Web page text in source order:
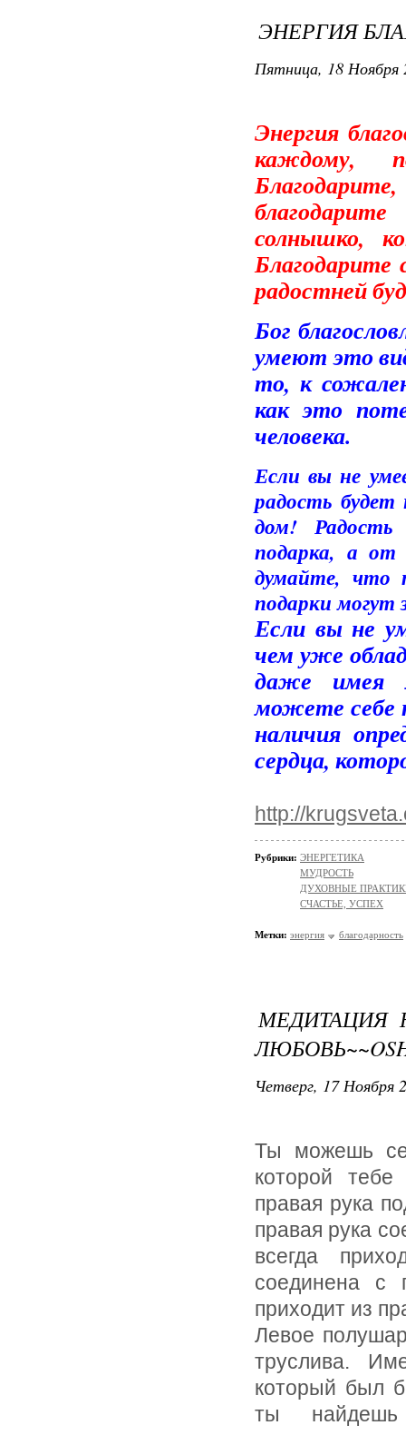
ЭНЕРГИЯ
Пятница, 18 Ноября
Энергия
каждому,
солнышко,
Благодарите
радостней
Бог
умеют это
то, к
как это
человека.
Если вы не
радость
дом! Радость
подарка, а от
думайте, что
подарки могут
Если вы не
чем уже
даже имея
можете себе
наличия
сердца,
http://
Рубрики: ЭНЕРГЕТИКА
МУДРОСТЬ
ДУХОВНЫЕ
СЧАСТЬЕ, УСПЕХ
Метки: энергия благодарность
МЕДИТАЦИЯ
Четверг, 17 Ноября
Ты можешь
которой
правая рука
правая рука
всегда
соединена с
приходит из
Левое
труслива.
который был
ты